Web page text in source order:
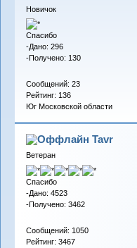
Новичок
Спасибо
-Дано: 296
-Получено: 130
Сообщений: 23
Рейтинг: 136
Юг Московской области
Tavr
Ветеран
Спасибо
-Дано: 4523
-Получено: 3462
Сообщений: 1050
Рейтинг: 3467